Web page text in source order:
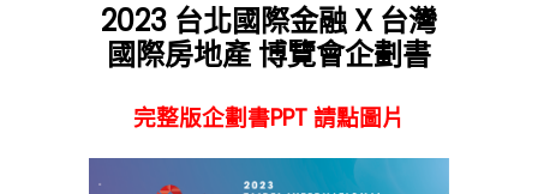
2023 台北國際金融 X 台灣
國際房地產 博覽會企劃書
完整版企劃書PPT 請點圖片